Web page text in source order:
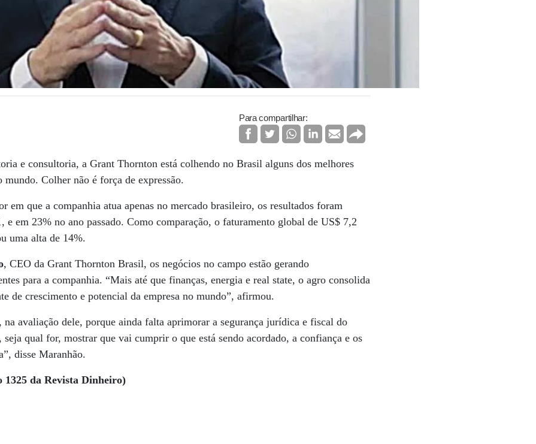
Para compartilhar:
e consultoria, a Grant Thornton está colhendo no Brasil alguns dos melhores
mundo. Colher não é força de expressão.
em que a companhia atua apenas no mercado brasileiro, os resultados foram
e em 23% no ano passado. Como comparação, o faturamento global de US$ 7,2
uma alta de 14%.
, CEO da Grant Thornton Brasil, os negócios no campo estão gerando
para a companhia. “Mais até que finanças, energia e real state, o agro consolida
de crescimento e potencial da empresa no mundo”, afirmou.
na avaliação dele, porque ainda falta aprimorar a segurança jurídica e fiscal do
qual for, mostrar que vai cumprir o que está sendo acordado, a confiança e os
disse Maranhão.
1325 da Revista Dinheiro)